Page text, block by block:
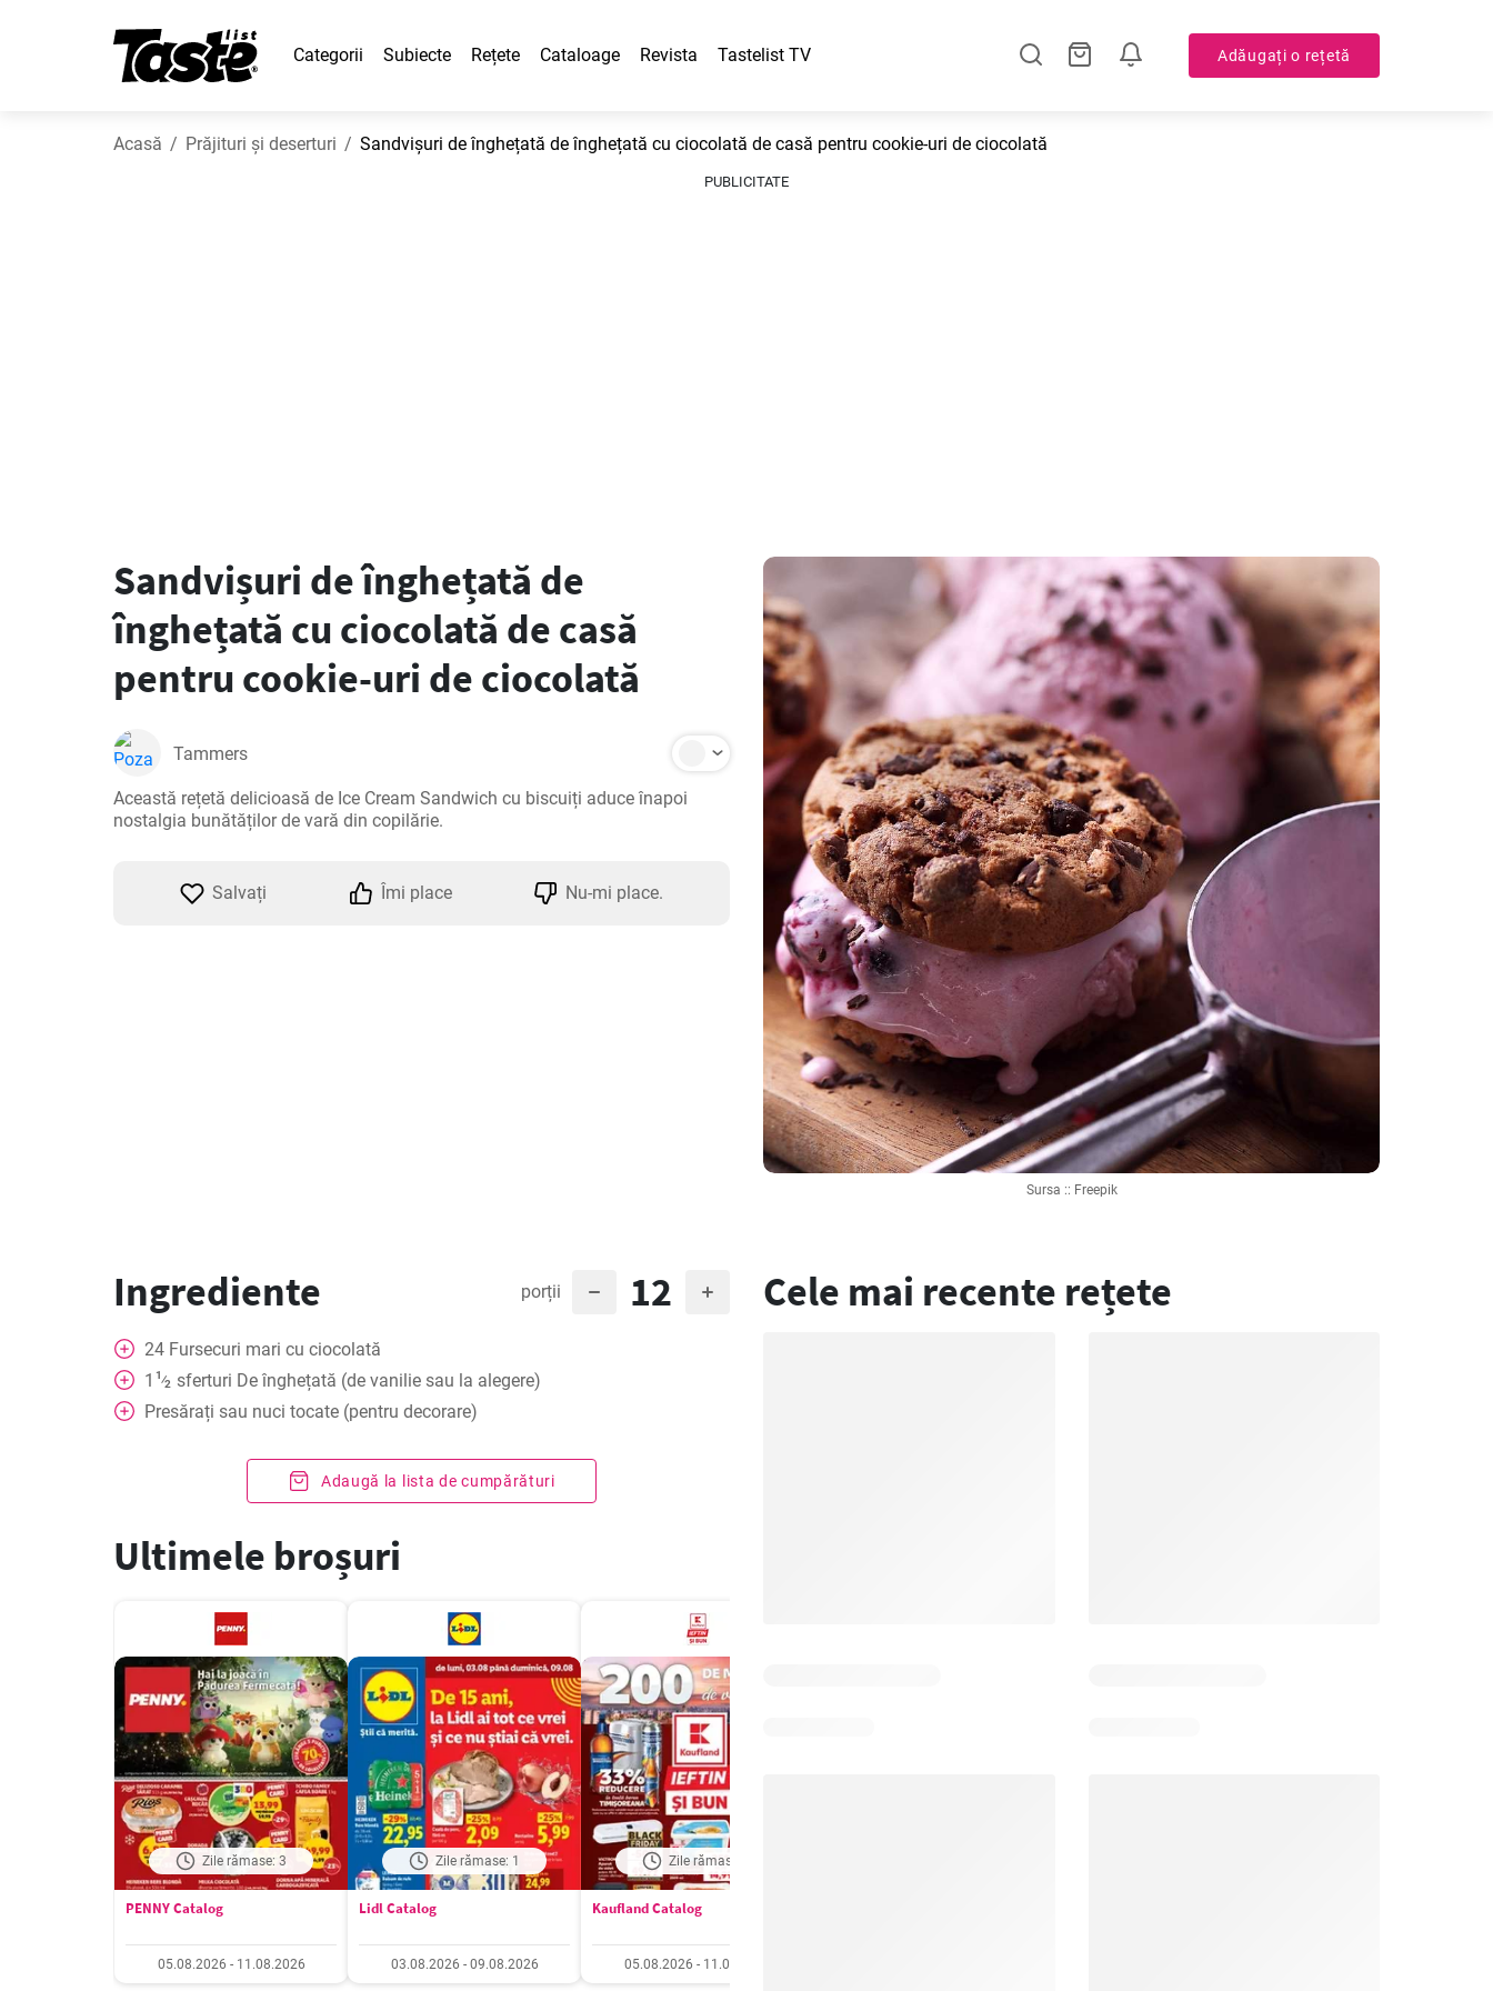
Categorii Subiecte Rețete Cataloage Revista Tastelist TV Adăugați o rețetă
Acasă Prăjituri și deserturi Sandvișuri de înghețată de înghețată cu ciocolată de casă pentru cookie-uri de ciocolată
PUBLICITATE
Sursa :: Freepik
Sandvișuri de înghețată de
înghețată cu ciocolată de casă
pentru cookie-uri de ciocolată
Tammers
Această rețetă delicioasă de Ice Cream Sandwich cu biscuiți aduce înapoi
nostalgia bunătăților de vară din copilărie.
Salvați Îmi place Nu-mi place.
Ingrediente porții 12
24 Fursecuri mari cu ciocolată
1 1⁄2 sferturi De înghețată (de vanilie sau la alegere)
Presărați sau nuci tocate (pentru decorare)
Adaugă la lista de cumpărături
Ultimele broșuri
Zile rămase: 3
PENNY Catalog
05.08.2026 - 11.08.2026
Zile rămase: 1
Lidl Catalog
03.08.2026 - 09.08.2026
Zile rămase: 3
Kaufland Catalog
05.08.2026 - 11.08.2026
Cele mai recente rețete